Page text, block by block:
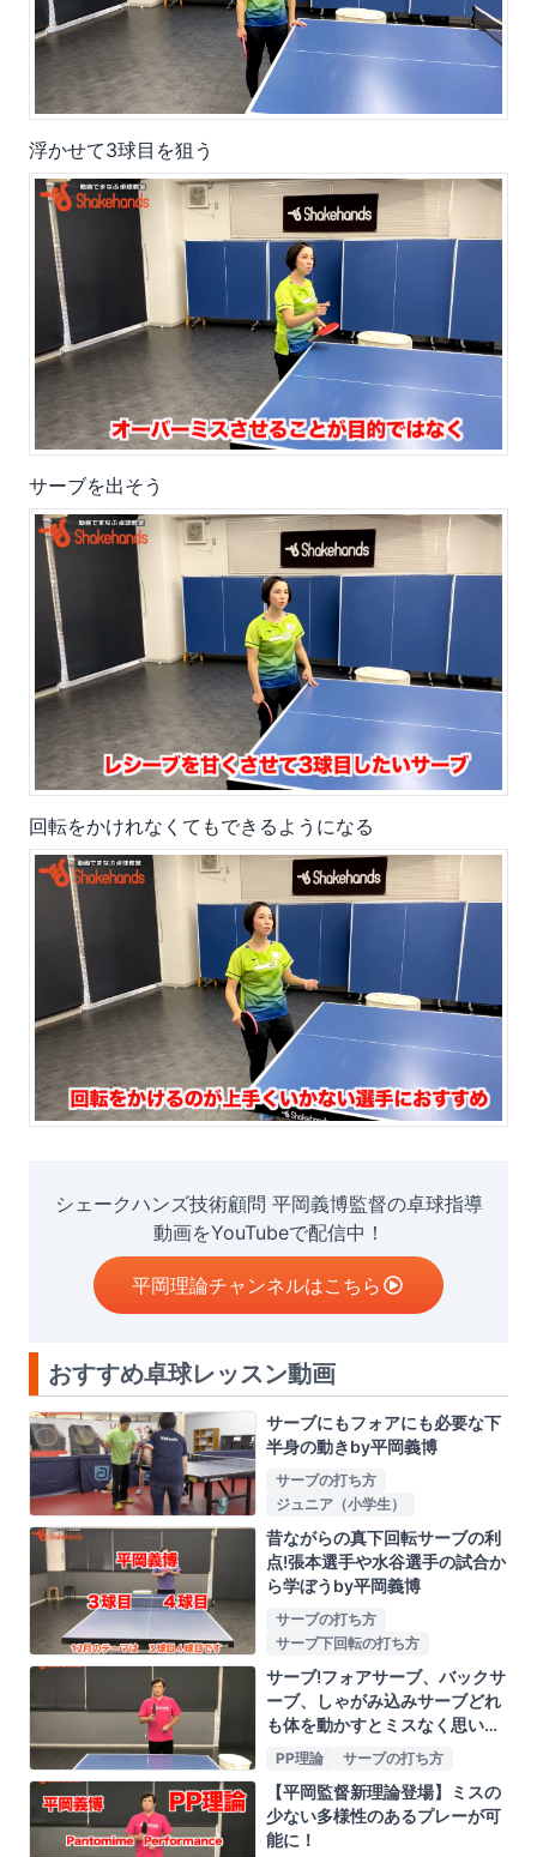
浮かせて3球目を狙う
サーブを出そう
回転をかけれなくてもできるようになる
シェークハンズ技術顧問 平岡義博監督の卓球指導
動画をYouTubeで配信中！
平岡理論チャンネルはこちら
おすすめ卓球レッスン動画
サーブにもフォアにも必要な下
半身の動きby平岡義博
サーブの打ち方
ジュニア（小学生）
昔ながらの真下回転サーブの利
点!張本選手や水谷選手の試合か
ら学ぼうby平岡義博
サーブの打ち方
サーブ下回転の打ち方
サーブ!フォアサーブ、バックサ
ーブ、しゃがみ込みサーブどれ
も体を動かすとミスなく思いっ
きり振れるby平岡義博
PP理論 サーブの打ち方
【平岡監督新理論登場】ミスの
少ない多様性のあるプレーが可
能に！